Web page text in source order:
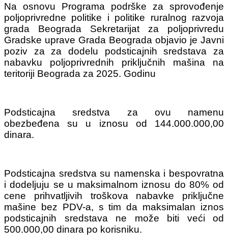
Na osnovu Programa podrške za sprovođenje
poljoprivredne politike i politike ruralnog razvoja
grada Beograda Sekretarijat za poljoprivredu
Gradske uprave Grada Beograda objavio je Javni
poziv za za dodelu podsticajnih sredstava za
nabavku poljoprivrednih priključnih mašina na
teritoriji Beograda za 2025. Godinu
Podsticajna sredstva za ovu namenu
obezbeđena su u iznosu od 144.000.000,00
dinara.
Podsticajna sredstva su namenska i bespovratna
i dodeljuju se u maksimalnom iznosu do 80% od
cene prihvatljivih troškova nabavke priključne
mašine bez PDV-a, s tim da maksimalan iznos
podsticajnih sredstava ne može biti veći od
500.000,00 dinara po korisniku.